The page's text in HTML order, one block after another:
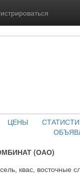
ЦЕНЫ
(ОАО)
квас, восточные